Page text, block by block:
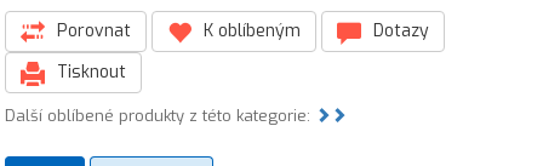
Porovnat K oblíbeným
Dotazy
Tisknout
Další oblíbené produkty z této kategorie: